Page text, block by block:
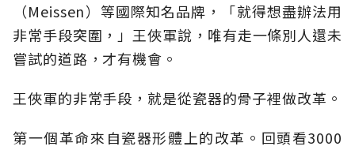
（Meissen）等國際知名品牌，「就得想盡辦法用
非常手段突圍，」王俠軍說，唯有走一條別人還未
嘗試的道路，才有機會。
王俠軍的非常手段，就是從瓷器的骨子裡做改革。
第一個革命來自瓷器形體上的改革。回頭看3000